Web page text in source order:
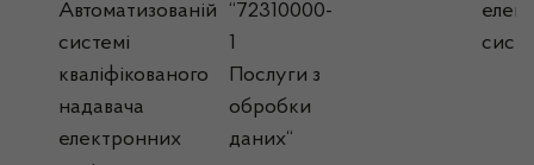
Автоматизованій
системі
кваліфікованого
надавача
електронних
“72310000-
1
Послуги з
обробки
даних“